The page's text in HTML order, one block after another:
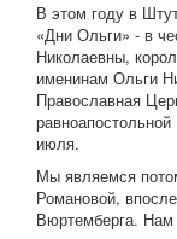
В этом году в
«Дни Ольги» - в
Николаевны,
именинам Ольги
Православная
июля.
Мы являемся
Романовой,
Вюртемберга. Нам